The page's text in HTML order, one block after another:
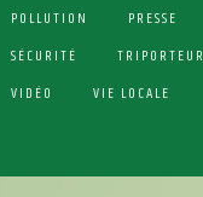
POLLUTION
PRESSE
SÉCURITÉ
TRIPORTEUR
VIDÉO
VIE LOCALE